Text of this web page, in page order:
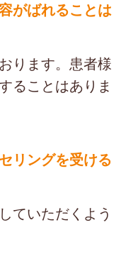
がばれることは
ります。患者様
ることはありま
リングを受ける
ていただくよう